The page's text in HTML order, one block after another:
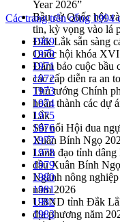
Year 2026”
Bầu cử Quốc hội
tin, kỳ vọng vào lá
Đắk Lắk sẵn sàng
Quốc hội khóa
Đảm bảo cuộc bầu
các cấp diễn ra an
Thủ tướng Chính
hoàn thành các dự
Lắk
Sôi nổi Hội đua
Xuân Bính Ngọ
Lãnh đạo tỉnh
đầu Xuân Bính Ngọ
Ngành nông
năm 2026
UBND tỉnh Đắk
địa phương năm
Các trang trên cổng 1994
1969
1970
1971
1972
1973
1974
1975
1976
1977
1978
1979
1980
1981
1982
1983